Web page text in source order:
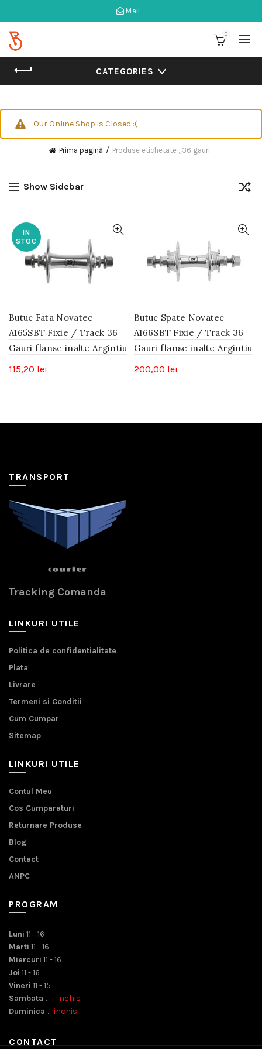
Mail
0
CATEGORIES
Our Online Shop is Closed :(
Prima pagină Produse etichetate „36 gauri”
Show Sidebar
IN
STOC
Butuc Fata Novatec
A165SBT Fixie / Track 36
Gauri flanse inalte Argintiu
115,20 lei
Butuc Spate Novatec
A166SBT Fixie / Track 36
Gauri flanse inalte Argintiu
200,00 lei
TRANSPORT
Tracking Comanda
LINKURI UTILE
Politica de confidentialitate
Plata
Livrare
Termeni si Conditii
Cum Cumpar
Sitemap
LINKURI UTILE
Contul Meu
Cos Cumparaturi
Returnare Produse
Blog
Contact
ANPC
PROGRAM
Luni 11 - 16
Marti 11 - 16
Miercuri 11 - 16
Joi 11 - 16
Vineri 11 - 15
Sambata . inchis
Duminica . inchis
CONTACT